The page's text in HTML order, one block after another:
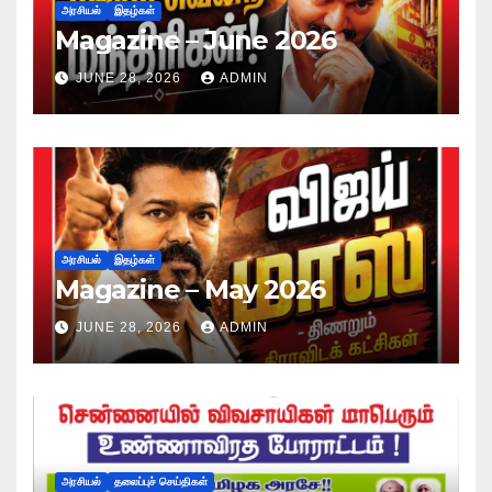
அரசியல் இதழ்கள்
Magazine – June 2026
JUNE 28, 2026 ADMIN
அரசியல் இதழ்கள்
Magazine – May 2026
JUNE 28, 2026 ADMIN
அரசியல் தலைப்புச் செய்திகள்